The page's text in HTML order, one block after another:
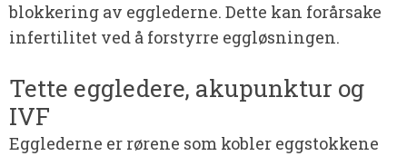
blokkering av egglederne. Dette kan forårsake
infertilitet ved å forstyrre eggløsningen.
Tette eggledere, akupunktur og
IVF
Egglederne er rørene som kobler eggstokkene